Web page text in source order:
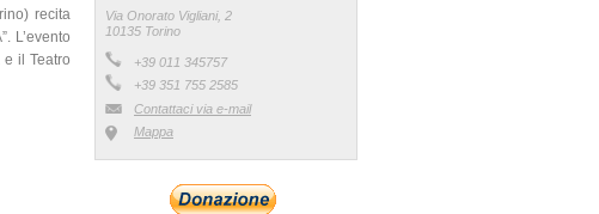
recita
L’evento
il Teatro
Via Onorato Vigliani, 2
10135 Torino
+39 011 345757
+39 351 755 2585
Contattaci via e-mail
Mappa